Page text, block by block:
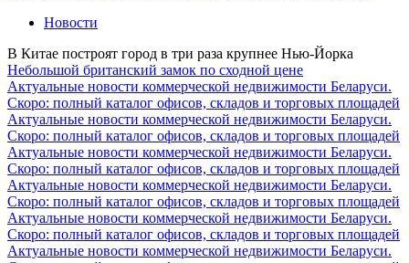
Новости
В Китае построят город в три раза крупнее Нью-Йорка
Небольшой британский замок по сходной цене
Актуальные новости коммерческой недвижимости Беларуси.
Скоро: полный каталог офисов, складов и торговых площадей
Актуальные новости коммерческой недвижимости Беларуси.
Скоро: полный каталог офисов, складов и торговых площадей
Актуальные новости коммерческой недвижимости Беларуси.
Скоро: полный каталог офисов, складов и торговых площадей
Актуальные новости коммерческой недвижимости Беларуси.
Скоро: полный каталог офисов, складов и торговых площадей
Актуальные новости коммерческой недвижимости Беларуси.
Скоро: полный каталог офисов, складов и торговых площадей
Актуальные новости коммерческой недвижимости Беларуси.